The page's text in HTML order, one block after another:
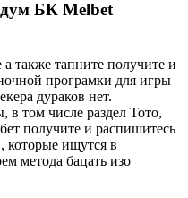
БК Melbet
также тапните получите и
програмки для игры
дураков нет.
в том числе раздел Тото,
получите и распишитесь
которые ищутся в
метода бацать изо